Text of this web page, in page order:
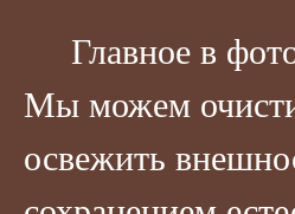
Главное в
Мы можем
освежить